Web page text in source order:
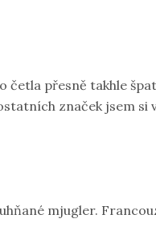
četla přesně takhle
značek jsem si
mjugler.